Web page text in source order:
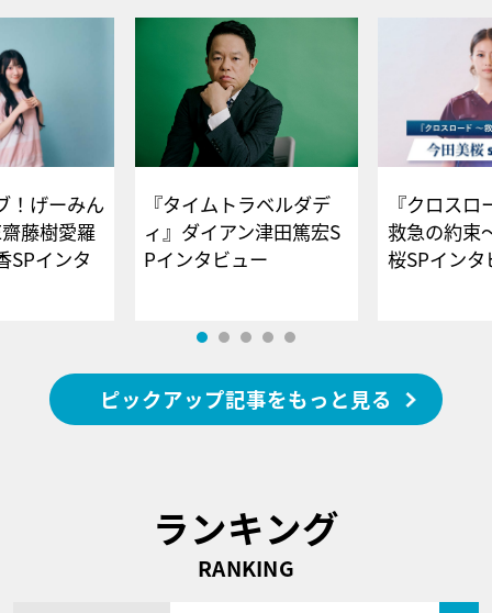
！げーみん
藤樹愛羅
SPインタ
『タイムトラベルダデ
ィ』ダイアン津田篤宏S
Pインタビュー
『クロス
救急の約束
桜SPイ
ピックアップ記事をもっと見る
ランキング
RANKING